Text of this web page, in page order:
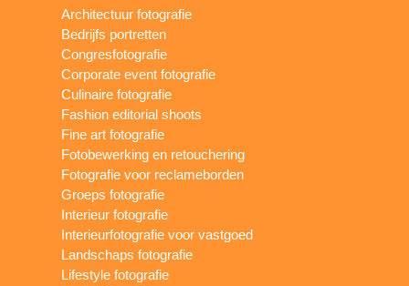
Architectuur fotografie
Bedrijfs portretten
Congresfotografie
Corporate event fotografie
Culinaire fotografie
Fashion editorial shoots
Fine art fotografie
Fotobewerking en retouchering
Fotografie voor reclameborden
Groeps fotografie
Interieur fotografie
Interieurfotografie voor vastgoed
Landschaps fotografie
Lifestyle fotografie